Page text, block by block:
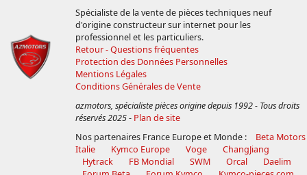
Spécialiste de la vente de pièces techniques neuf
d'origine constructeur sur internet pour les
professionnel et les particuliers.
Retour - Questions fréquentes
Protection des Données Personnelles
Mentions Légales
Conditions Générales de Vente
azmotors, spécialiste pièces origine depuis 1992 - Tous droits
réservés 2025- Plan de site
Nos partenaires France Europe et Monde :
Beta Motors
Italie
Kymco Europe Voge
ChangJiang
Hytrack
FB Mondial SWM Orcal
Daelim